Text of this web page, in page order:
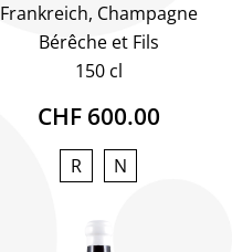
Frankreich, Champagne
Bérêche et Fils
150 cl
CHF 600.00
R N